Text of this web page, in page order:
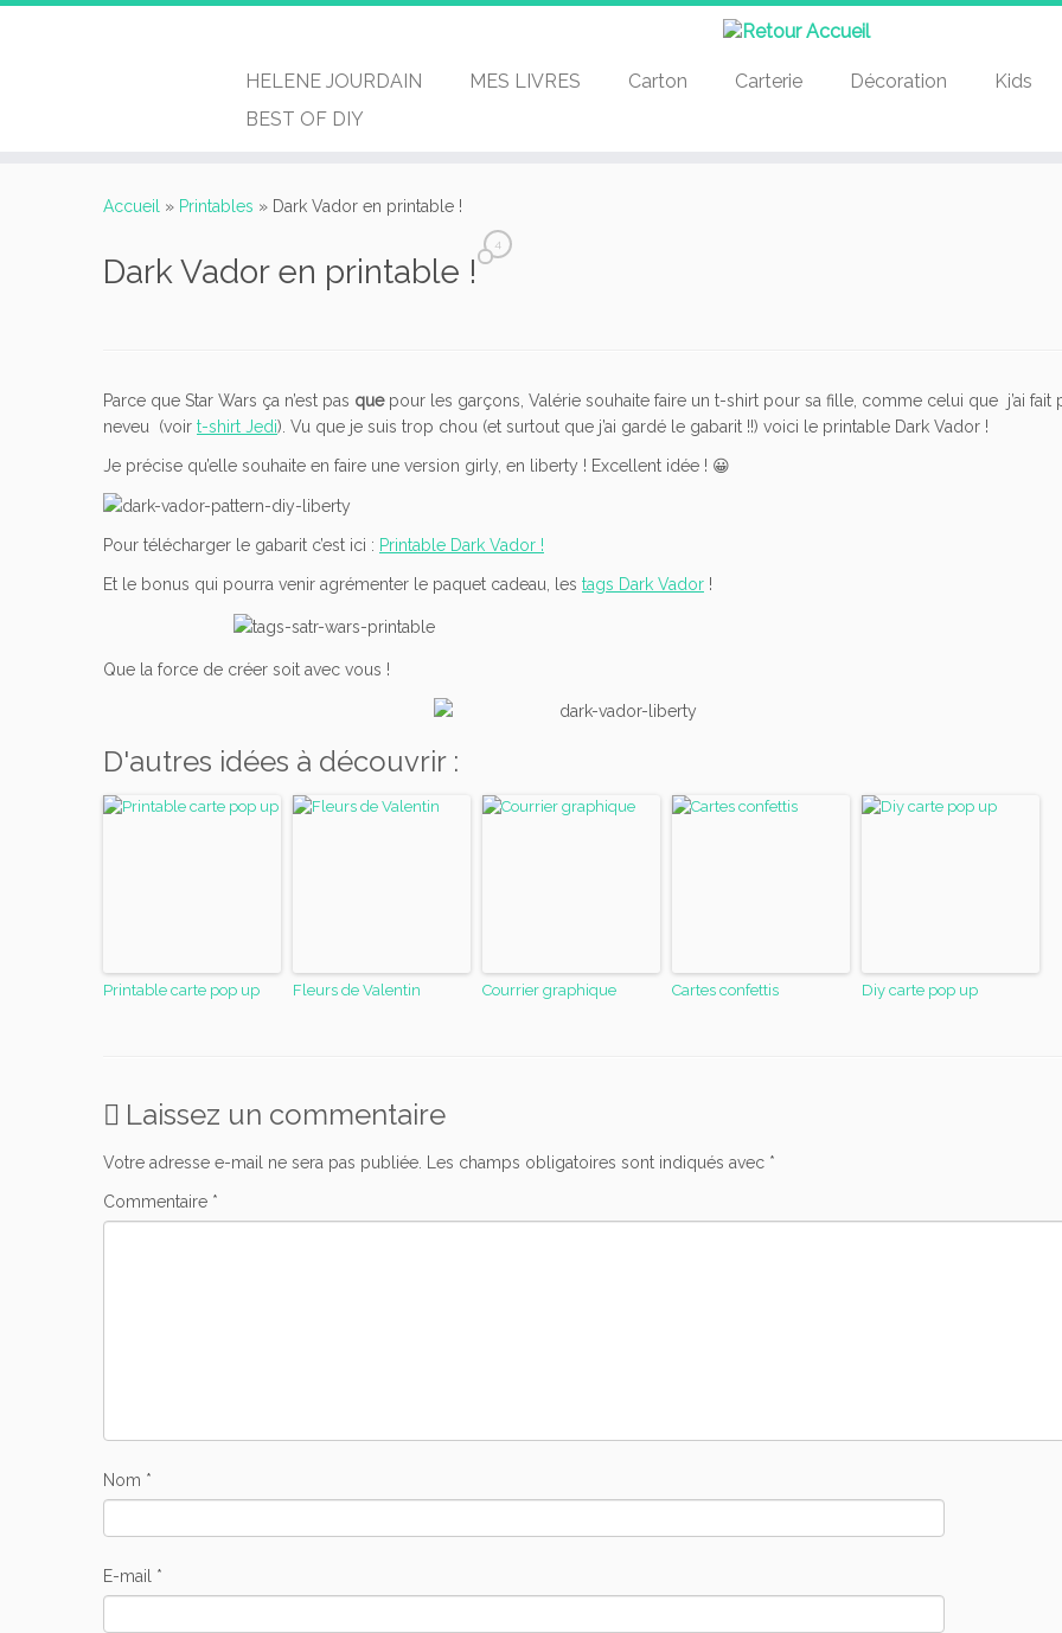
HELENE JOURDAIN MES LIVRES Carton Carterie Décoration Kids
BEST OF DIY
Accueil » Printables » Dark Vador en printable !
Dark Vador en printable !
4
Parce que Star Wars ça n’est pas quepour les garçons, Valérie souhaite faire un t-shirt pour sa fille, comme celui que j’ai fait
neveu (voir t-shirt Jedi). Vu que je suis trop chou (et surtout que j’ai gardé le gabarit !!) voici le printable Dark Vador !
Je précise qu’elle souhaite en faire une version girly, en liberty ! Excellent idée ! 😀
Pour télécharger le gabarit c’est ici : Printable Dark Vador !
Et le bonus qui pourra venir agrémenter le paquet cadeau, les tags Dark Vador !
Que la force de créer soit avec vous !
D'autres idées à découvrir :
Printable carte pop up Fleurs de Valentin Courrier graphique Cartes confettis Diy carte pop up
Laissez un commentaire
Votre adresse e-mail ne sera pas publiée. Les champs obligatoires sont indiqués avec *
Commentaire *
Nom *
E-mail *